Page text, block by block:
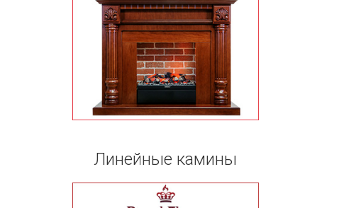
Линейные камины